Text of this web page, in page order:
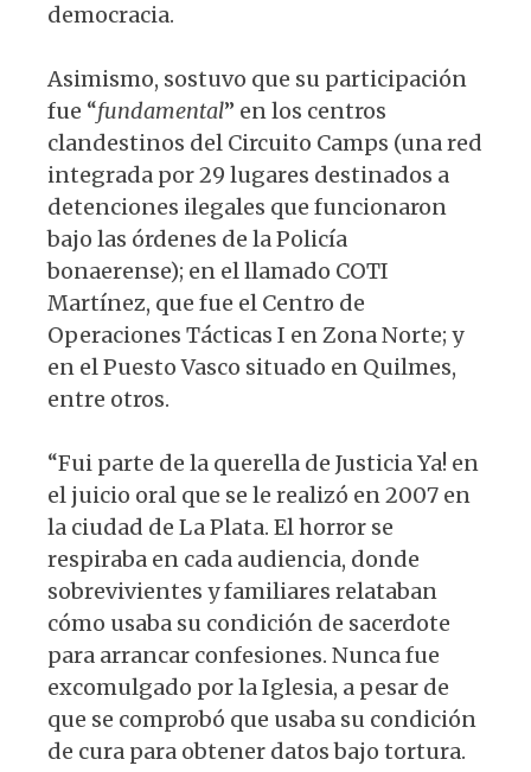
democracia.
Asimismo, sostuvo que su participación
fue “fundamental” en los centros
clandestinos del Circuito Camps (una red
integrada por 29 lugares destinados a
detenciones ilegales que funcionaron
bajo las órdenes de la Policía
bonaerense); en el llamado COTI
Martínez, que fue el Centro de
Operaciones Tácticas I en Zona Norte; y
en el Puesto Vasco situado en Quilmes,
entre otros.
“Fui parte de la querella de Justicia Ya! en
el juicio oral que se le realizó en 2007 en
la ciudad de La Plata. El horror se
respiraba en cada audiencia, donde
sobrevivientes y familiares relataban
cómo usaba su condición de sacerdote
para arrancar confesiones. Nunca fue
excomulgado por la Iglesia, a pesar de
que se comprobó que usaba su condición
de cura para obtener datos bajo tortura.